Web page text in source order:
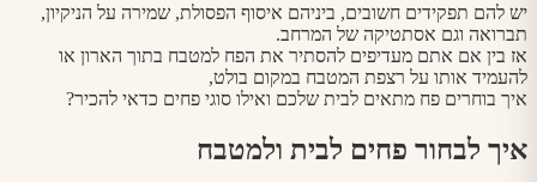
יש להם תפקידים חשובים, ביניהם איסוף הפסולת, שמירה על הניקיון,
תברואה וגם אסתטיקה של המרחב.
אז בין אם אתם מעדיפים להסתיר את הפח למטבח בתוך הארון או
להעמיד אותו על רצפת המטבח במקום בולט,
איך בוחרים פח מתאים לבית שלכם ואילו סוגי פחים כדאי להכיר?
איך לבחור פחים לבית ולמטבח